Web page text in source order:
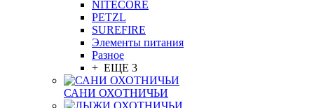
NITECORE
PETZL
SUREFIRE
Элементы питания
Разное
+ ЕЩЕ 3
САНИ ОХОТНИЧЬИ